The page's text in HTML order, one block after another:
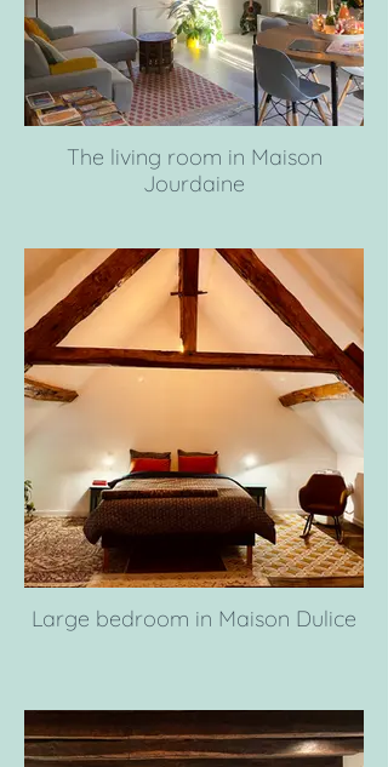
The living room in Maison
Jourdaine
Large bedroom in Maison Dulice